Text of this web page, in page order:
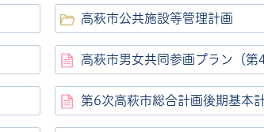
高萩市公共施設等管理計画
高萩市男女共同参画プラン（第4
第6次高萩市総合計画後期基本